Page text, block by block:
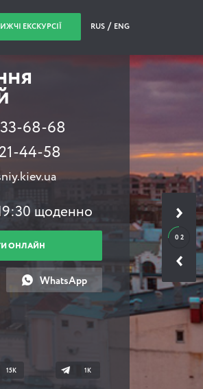
ЕКСКУРСІЇ RUS ENG
0 2
68-68
44-58
щоденно
ОНЛАЙН
WhatsApp
15K 1К